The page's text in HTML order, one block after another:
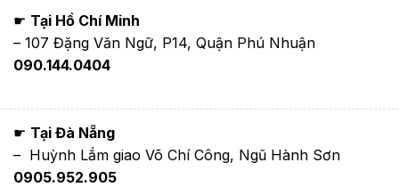
☛ Tại Hồ Chí Minh
– 107 Đặng Văn Ngữ, P14, Quận Phú Nhuận
090.144.0404
☛ Tại Đà Nẵng
– Huỳnh Lắm giao Võ Chí Công, Ngũ Hành Sơn
0905.952.905